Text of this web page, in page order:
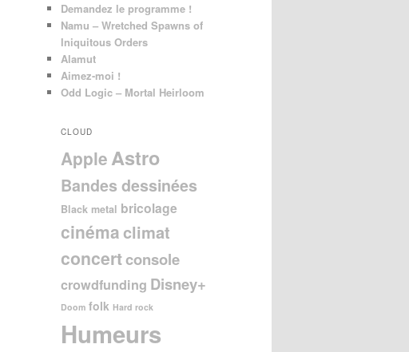
Demandez le programme !
Namu – Wretched Spawns of
Iniquitous Orders
Alamut
Aimez-moi !
Odd Logic – Mortal Heirloom
CLOUD
Apple Astro
Bandes dessinées
Black metal bricolage
cinéma climat
concertconsole
crowdfunding Disney+
Doom folk Hard rock
Humeurs